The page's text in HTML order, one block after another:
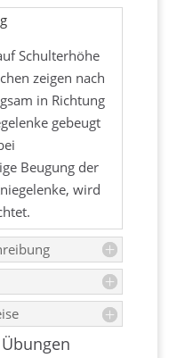
Schulterhöhe
zeigen nach
in Richtung
gebeugt
Beugung der
wird